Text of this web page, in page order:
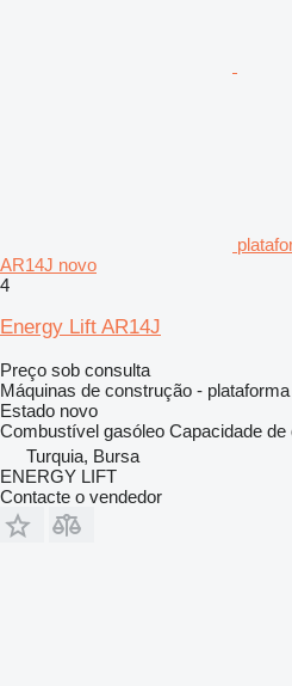
AR14J novo
4
Energy Lift AR14J
Preço sob consulta
Máquinas de construção -
Estado novo
Combustível gasóleo Capacidade de
Turquia, Bursa
ENERGY LIFT
Contacte o vendedor